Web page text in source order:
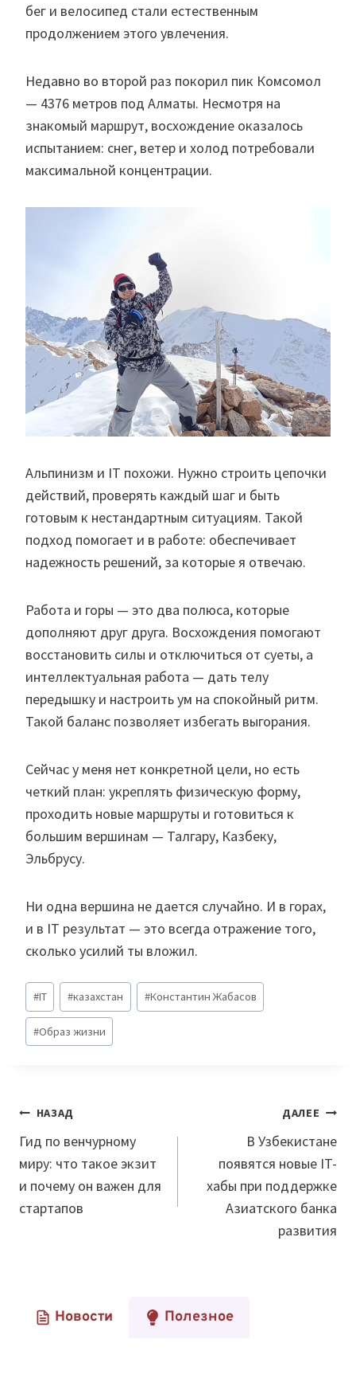
бег и велосипед стали естественным
продолжением этого увлечения.
Недавно во второй раз покорил пик Комсомол
— 4376 метров под Алматы. Несмотря на
знакомый маршрут, восхождение оказалось
испытанием: снег, ветер и холод потребовали
максимальной концентрации.
Альпинизм и IT похожи. Нужно строить цепочки
действий, проверять каждый шаг и быть
готовым к нестандартным ситуациям. Такой
подход помогает и в работе: обеспечивает
надежность решений, за которые я отвечаю.
Работа и горы — это два полюса, которые
дополняют друг друга. Восхождения помогают
восстановить силы и отключиться от суеты, а
интеллектуальная работа — дать телу
передышку и настроить ум на спокойный ритм.
Такой баланс позволяет избегать выгорания.
Сейчас у меня нет конкретной цели, но есть
четкий план: укреплять физическую форму,
проходить новые маршруты и готовиться к
большим вершинам — Талгару, Казбеку,
Эльбрусу.
Ни одна вершина не дается случайно. И в горах,
и в IT результат — это всегда отражение того,
сколько усилий ты вложил.
Метки
записи:
#IT #казахстан #Константин Жабасов
#Образ жизни
Навигация
по
записям
НАЗАД
Гид по венчурному
миру: что такое экзит
и почему он важен для
стартапов
ДАЛЕЕ
В Узбекистане
появятся новые IT-
хабы при поддержке
Азиатского банка
развития
Новости Полезное